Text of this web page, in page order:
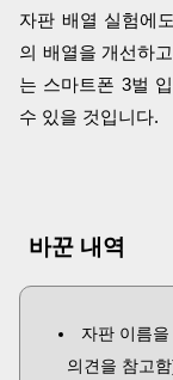
자판 배열 실험에
의 배열을 개선하
는 스마트폰 3벌
수 있을 것입니다.
바꾼 내역
자판 이름
의견을 참고